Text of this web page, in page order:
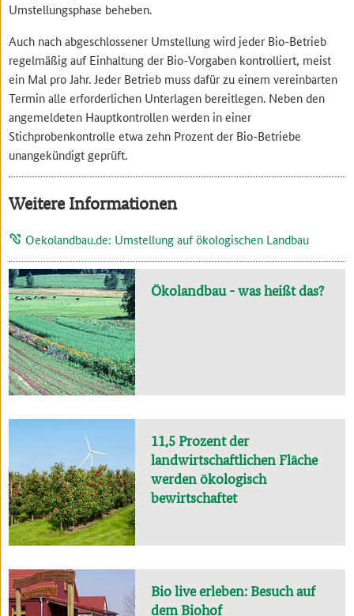
Umstellungsphase beheben.
Auch nach abgeschlossener Umstellung wird jeder Bio-Betrieb
regelmäßig auf Einhaltung der Bio-Vorgaben kontrolliert, meist
ein Mal pro Jahr. Jeder Betrieb muss dafür zu einem vereinbarten
Termin alle erforderlichen Unterlagen bereitlegen. Neben den
angemeldeten Hauptkontrollen werden in einer
Stichprobenkontrolle etwa zehn Prozent der Bio-Betriebe
unangekündigt geprüft.
Weitere Informationen
Oekolandbau.de: Umstellung auf ökologischen Landbau
Ökolandbau - was heißt das?
11,5 Prozent der
landwirtschaftlichen Fläche
werden ökologisch
bewirtschaftet
Bio live erleben: Besuch auf
dem Biohof